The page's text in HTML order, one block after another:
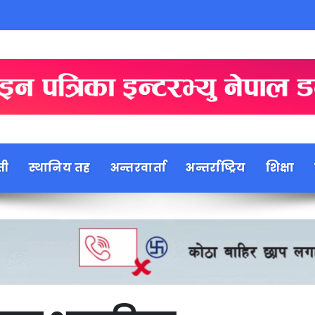
स्थानिय तह अन्तरवार्ता अन्तर्राष्ट्रिय शिक्षा